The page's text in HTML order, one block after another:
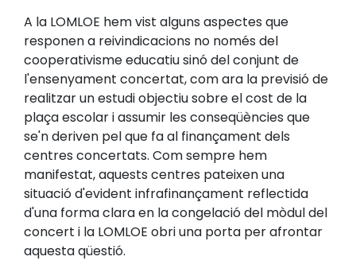
A la LOMLOE hem vist alguns aspectes que
responen a reivindicacions no només del
cooperativisme educatiu sinó del conjunt de
l'ensenyament concertat, com ara la previsió de
realitzar un estudi objectiu sobre el cost de la
plaça escolar i assumir les conseqüències que
se'n deriven pel que fa al finançament dels
centres concertats. Com sempre hem
manifestat, aquests centres pateixen una
situació d'evident infrafinançament reflectida
d'una forma clara en la congelació del mòdul del
concert i la LOMLOE obri una porta per afrontar
aquesta qüestió.